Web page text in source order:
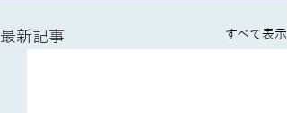
最新記事 すべて表示